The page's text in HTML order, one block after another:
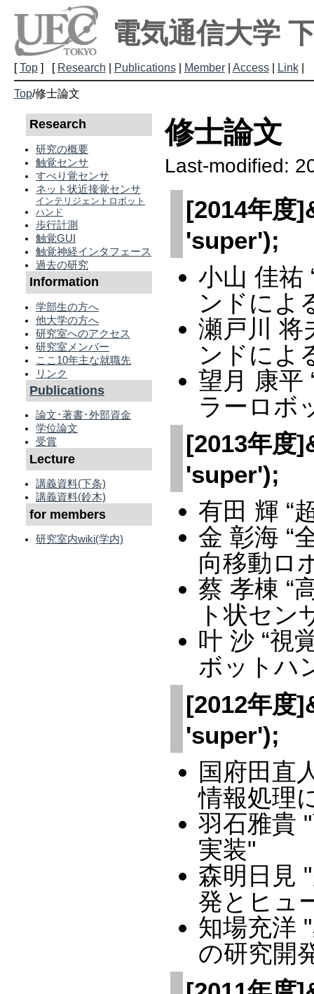
電気通信大学
[Top] [ Research Publications| Member| Access| Link|
Top/修士論文
Research
研究の概要
触覚センサ
すべり覚センサ
ネット状近接覚センサ
インテリジェントロボット
ハンド
歩行計測
触覚GUI
触覚神経インタフェース
過去の研究
Information
学部生の方へ
他大学の方へ
研究室へのアクセス
研究室メンバー
ここ10年主な就職先
リンク
Publications
論文･著書･外部資金
学位論文
受賞
Lecture
講義資料(下条)
講義資料(鈴木)
for members
研究室内wiki(学内)
修士論文
Last-modified:
[2014年度
'super');
小山 佳祐
ンドによ
瀬戸川 将
ンドによ
望月 康平
ラーロボ
[2013年度
'super');
有田 輝 “
金 彰海 “
向移動ロ
蔡 孝棟 “
ト状セン
叶 沙 “視
ボットハ
[2012年度
'super');
国府田直
情報処理
羽石雅貴
実装"
森明日見
発とヒュ
知場充洋
の研究開